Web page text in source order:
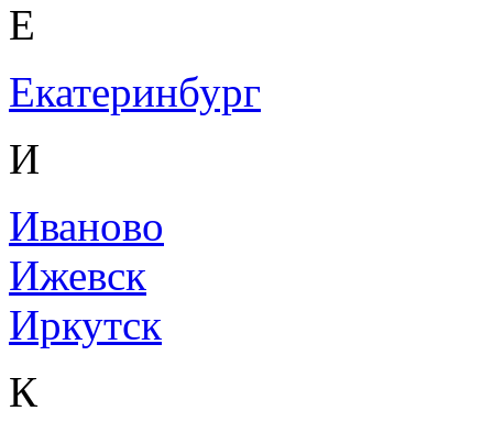
Е
Екатеринбург
И
Иваново
Ижевск
Иркутск
К